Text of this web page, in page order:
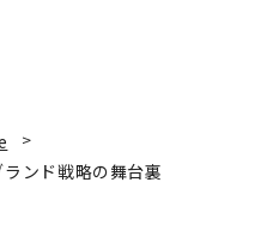
ンド戦略の舞台裏